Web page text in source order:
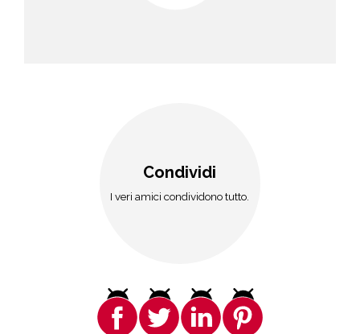
Condividi
I veri amici condividono tutto.